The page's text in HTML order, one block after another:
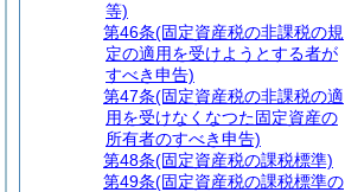
等)
第46条(固定資産税の非課税の規
定の適用を受けようとする者が
すべき申告)
第47条(固定資産税の非課税の適
用を受けなくなつた固定資産の
所有者のすべき申告)
第48条(固定資産税の課税標準)
第49条(固定資産税の課税標準の